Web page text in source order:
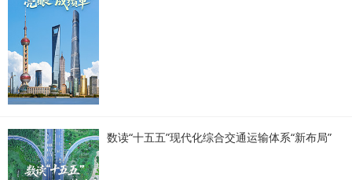
数读“十五五”现代化综合交通运输体系“新布局”